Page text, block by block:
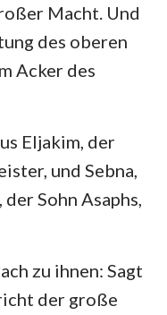
Macht. Und
des oberen
Acker des
Eljakim, der
und Sebna,
Sohn Asaphs,
zu ihnen: Sagt
der große